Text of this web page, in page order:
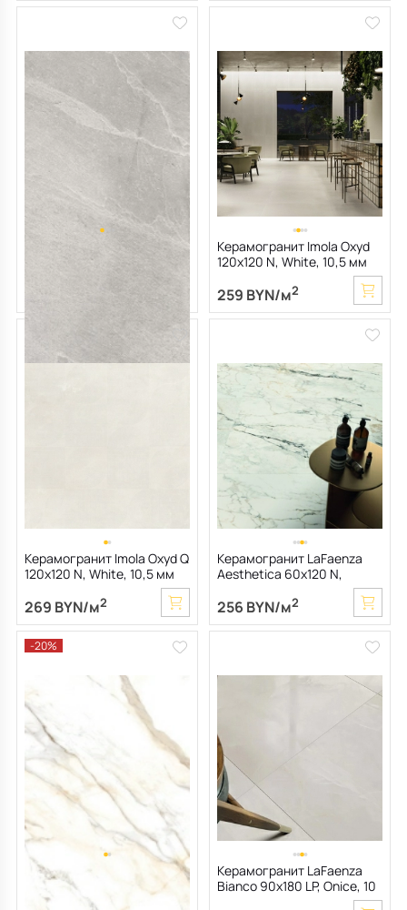
Керамогранит Imola X-Rock
60х120 N, R9, White, 10 мм
191 BYN/м
Керамогранит Imola Oxyd
120х120 N, White, 10,5 мм
259 BYN/м2
Керамогранит Imola Oxyd Q
120х120 N, White, 10,5 мм
269 BYN/м2
Керамогранит LaFaenza
Aesthetica 60х120 N,
256 BYN/м2
-20%
Керамогранит Prissmacer
Dorian 60х120, Gold, 10,5
Керамогранит LaFaenza
Bianco 90х180 LP, Onice, 10